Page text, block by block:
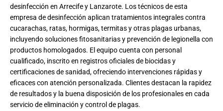
desinfección en Arrecife y Lanzarote. Los técnicos de esta
empresa de desinfección aplican tratamientos integrales contra
cucarachas, ratas, hormigas, termitas y otras plagas urbanas,
incluyendo soluciones fitosanitarias y prevención de legionella con
productos homologados. El equipo cuenta con personal
cualificado, inscrito en registros oficiales de biocidas y
certificaciones de sanidad, ofreciendo intervenciones rápidas y
eficaces con atención personalizada. Clientes destacan la rapidez
de resultados y la buena disposición de los profesionales en cada
servicio de eliminación y control de plagas.